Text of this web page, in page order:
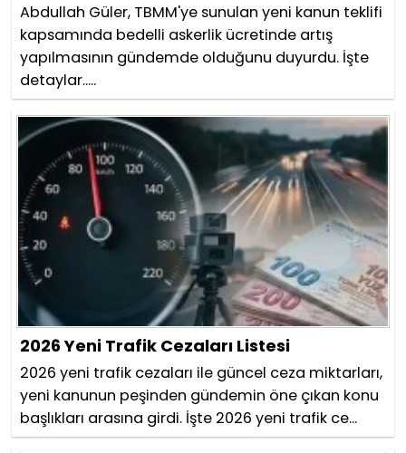
Abdullah Güler, TBMM'ye sunulan yeni kanun teklifi
kapsamında bedelli askerlik ücretinde artış
yapılmasının gündemde olduğunu duyurdu. İşte
detaylar.....
2026 Yeni Trafik Cezaları Listesi
2026 yeni trafik cezaları ile güncel ceza miktarları,
yeni kanunun peşinden gündemin öne çıkan konu
başlıkları arasına girdi. İşte 2026 yeni trafik ce...